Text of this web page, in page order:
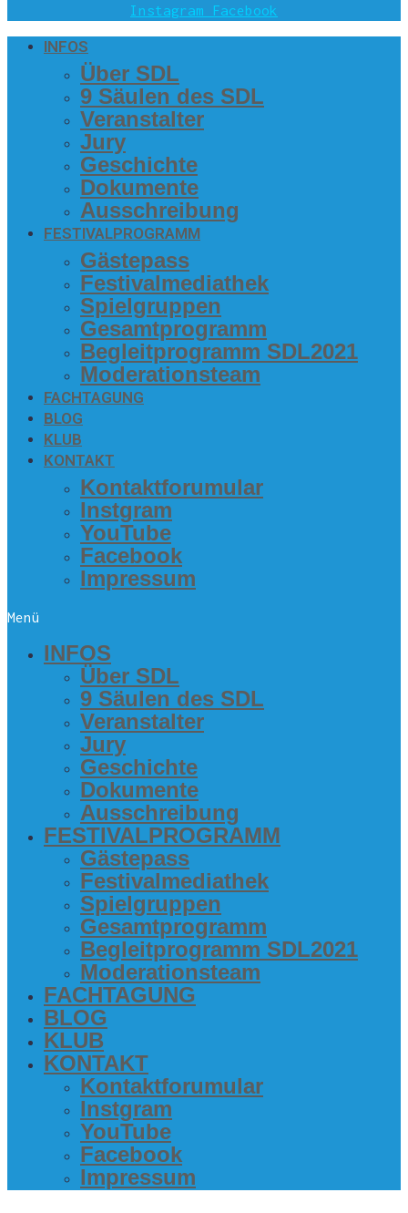
Instagram Facebook
INFOS
Über SDL
9 Säu­len des SDL
Ver­an­stal­ter
Jury
Geschich­te
Doku­men­te
Aus­schrei­bung
FES­TI­VAL­PRO­GRAMM
Gäs­te­pass
Fes­ti­val­me­dia­thek
Spiel­grup­pen
Gesamt­pro­gramm
Begleit­pro­gramm SDL2021
Mode­ra­ti­ons­team
FACH­TA­GUNG
BLOG
KLUB
KON­TAKT
Kon­takt­fo­ru­mu­lar
Inst­gram
You­Tube
Face­book
Impres­sum
Menü
INFOS
Über SDL
9 Säu­len des SDL
Ver­an­stal­ter
Jury
Geschich­te
Doku­men­te
Aus­schrei­bung
FES­TI­VAL­PRO­GRAMM
Gäs­te­pass
Fes­ti­val­me­dia­thek
Spiel­grup­pen
Gesamt­pro­gramm
Begleit­pro­gramm SDL2021
Mode­ra­ti­ons­team
FACH­TA­GUNG
BLOG
KLUB
KON­TAKT
Kon­takt­fo­ru­mu­lar
Inst­gram
You­Tube
Face­book
Impres­sum